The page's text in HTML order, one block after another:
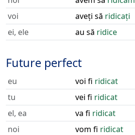
voi
aveți să ridicați
ei, ele
au să ridice
Future perfect
eu voi fi ridicat
tu
vei fi ridicat
el, ea
va fi ridicat
noi
vom fi ridicat